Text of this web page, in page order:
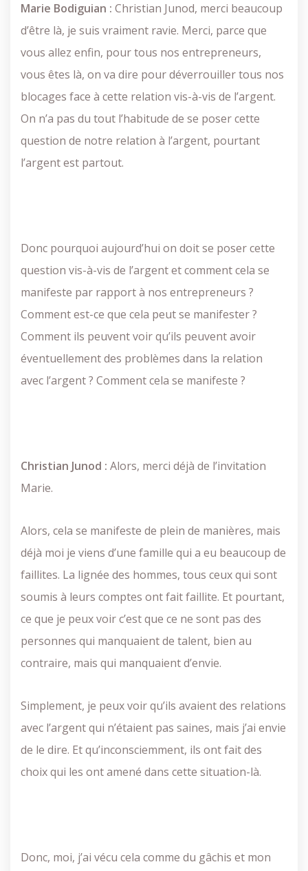
Marie Bodiguian : Christian Junod, merci beaucoup
d’être là, je suis vraiment ravie. Merci, parce que
vous allez enfin, pour tous nos entrepreneurs,
vous êtes là, on va dire pour déverrouiller tous nos
blocages face à cette relation vis-à-vis de l’argent.
On n’a pas du tout l’habitude de se poser cette
question de notre relation à l’argent, pourtant
l’argent est partout.
Donc pourquoi aujourd’hui on doit se poser cette
question vis-à-vis de l’argent et comment cela se
manifeste par rapport à nos entrepreneurs ?
Comment est-ce que cela peut se manifester ?
Comment ils peuvent voir qu’ils peuvent avoir
éventuellement des problèmes dans la relation
avec l’argent ? Comment cela se manifeste ?
Christian Junod : Alors, merci déjà de l’invitation
Marie.
Alors, cela se manifeste de plein de manières, mais
déjà moi je viens d’une famille qui a eu beaucoup de
faillites. La lignée des hommes, tous ceux qui sont
soumis à leurs comptes ont fait faillite. Et pourtant,
ce que je peux voir c’est que ce ne sont pas des
personnes qui manquaient de talent, bien au
contraire, mais qui manquaient d’envie.
Simplement, je peux voir qu’ils avaient des relations
avec l’argent qui n’étaient pas saines, mais j’ai envie
de le dire. Et qu’inconsciemment, ils ont fait des
choix qui les ont amené dans cette situation-là.
Donc, moi, j’ai vécu cela comme du gâchis et mon